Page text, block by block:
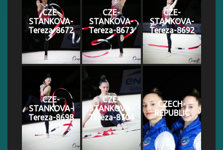
CZE-
STANKOVA-
Tereza-8672
CZE-
STANKOVA-
Tereza-8673
CZE-
STANKOVA-
Tereza-8692
CZE-
STANKOVA-
Tereza-8698
CZE-
STANKOVA-
Tereza-8704
CZECH-
REPUBLIC